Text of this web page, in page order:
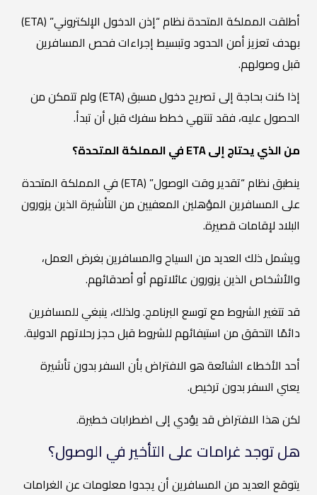
أطلقت المملكة المتحدة نظام “إذن الدخول الإلكتروني” (ETA)
بهدف تعزيز أمن الحدود وتبسيط إجراءات فحص المسافرين
قبل وصولهم.
إذا كنت بحاجة إلى تصريح دخول مسبق (ETA) ولم تتمكن من
الحصول عليه، فقد تنتهي خطط سفرك قبل أن تبدأ.
من الذي يحتاج إلى ETA في المملكة المتحدة؟
ينطبق نظام “تقدير وقت الوصول” (ETA) في المملكة المتحدة
على المسافرين المؤهلين المعفيين من التأشيرة الذين يزورون
البلاد لإقامات قصيرة.
ويشمل ذلك العديد من السياح والمسافرين بغرض العمل،
والأشخاص الذين يزورون عائلاتهم أو أصدقائهم.
قد تتغير الشروط مع توسع البرنامج. ولذلك، ينبغي للمسافرين
دائمًا التحقق من استيفائهم للشروط قبل حجز رحلاتهم الدولية.
أحد الأخطاء الشائعة هو الافتراض بأن السفر بدون تأشيرة
يعني السفر بدون ترخيص.
لكن هذا الافتراض قد يؤدي إلى اضطرابات خطيرة.
هل توجد غرامات على التأخير في الوصول؟
يتوقع العديد من المسافرين أن يجدوا معلومات عن الغرامات